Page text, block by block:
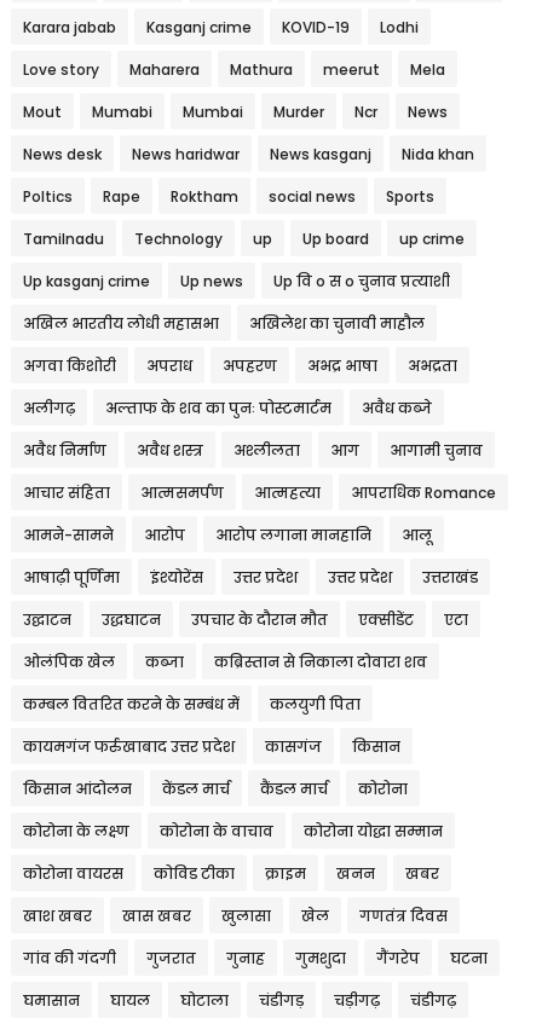
Karara jabab Kasganj crime KOVID-19 Lodhi
Love story Maharera Mathura meerut Mela
Mout Mumabi Mumbai Murder Ncr News
News desk News haridwar News kasganj Nida khan
Poltics Rape Roktham social news Sports
Tamilnadu Technology up Up board up crime
Up kasganj crime Up news Up वि o स o चुनाव प्रत्याशी
अखिल भारतीय लोधी महासभा अखिलेश का चुनावी माहौल
अगवा किशोरी अपराध अपहरण अभद्र भाषा अभद्रता
अलीगढ़ अल्ताफ के शव का पुनः पोस्टमार्टम अवैध कब्जे
अवैध निर्माण अवैध शस्त्र अश्लीलता आग आगामी चुनाव
आचार संहिता आत्मसमर्पण आत्महत्या आपराधिक Romance
आमने-सामने आरोप आरोप लगाना मानहानि आलू
आषाढ़ी पूर्णिमा इंश्योरेंस उत्तर प्रदेश उत्तर प्रदेश उत्तराखंड
उद्घाटन उद्धघाटन उपचार के दौरान मौत एक्सीडेंट एटा
ओलंपिक खेल कब्जा कब्रिस्तान से निकाला दोवारा शव
कम्बल वितरित करने के सम्बंध में कलयुगी पिता
कायमगंज फर्रुखाबाद उत्तर प्रदेश कासगंज किसान
किसान आंदोलन केंडल मार्च कैंडल मार्च कोरोना
कोरोना के लक्ष्ण कोरोना के वाचाव कोरोना योद्धा सम्मान
कोरोना वायरस कोविड टीका क्राइम खनन खबर
खाश खबर खास खबर खुलासा खेल गणतंत्र दिवस
गांव की गंदगी गुजरात गुनाह गुमशुदा गैंगरेप घटना
घमासान घायल घोटाला चंडीगड़ चड़ीगढ़ चंडीगढ़